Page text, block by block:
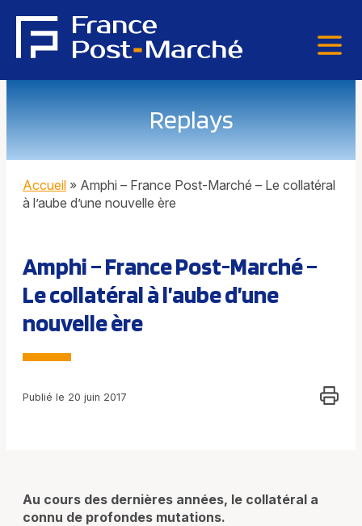
Replays
Accueil » Amphi – France Post-Marché – Le collatéral
à l’aube d’une nouvelle ère
Amphi – France Post-Marché –
Le collatéral à l’aube d’une
nouvelle ère
Publié le 20 juin 2017
Au cours des dernières années, le collatéral a
connu de profondes mutations.